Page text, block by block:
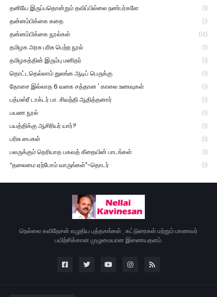
தனியே இருப்பதொன்றும் தவிப்பில்லை நண்பர்களே (1)
தன்னம்பிக்கை கதை (1)
தன்னம்பிக்கை நூல்கள் (13)
தமிழக அரசு பரிசு பெற்ற நூல் (1)
தமிழகத்தின் இரும்பு மனிதர் (1)
தொட்டதெல்லாம் துலங்க ஆடிப் பெருக்கு (1)
தோசை இல்லாத 6 வகை சத்தான ' காலை உணவுகள் (1)
பத்மஸ்ரீ டாக்டர் பா. சிவந்தி ஆதித்தனார் (1)
பயண நூல் (1)
பயத்திக்கு ஆசிரியர் யார்? (1)
பரிசு பைகள் (1)
பலருக்கும் தெரியாத பகவத் கீதையின் பாடங்கள் (1)
“தலைமை ஏற்போம் வாருங்கள்”-தொடர் (1)
நெல்லை கவிநேசன் எழுதிய புத்தகங்கள் , கட்டுரைகள் மற்றும் மாணவர்
பயிற்சிக்கான முழுமையான இணையதளம்.